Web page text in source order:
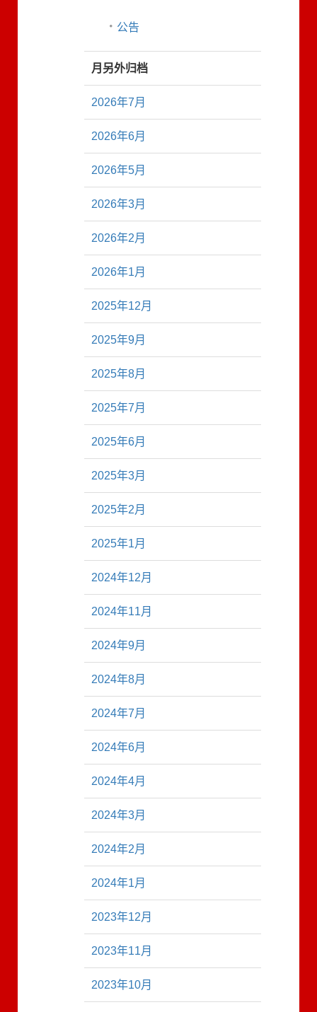
公告
月另外归档
2026年7月
2026年6月
2026年5月
2026年3月
2026年2月
2026年1月
2025年12月
2025年9月
2025年8月
2025年7月
2025年6月
2025年3月
2025年2月
2025年1月
2024年12月
2024年11月
2024年9月
2024年8月
2024年7月
2024年6月
2024年4月
2024年3月
2024年2月
2024年1月
2023年12月
2023年11月
2023年10月